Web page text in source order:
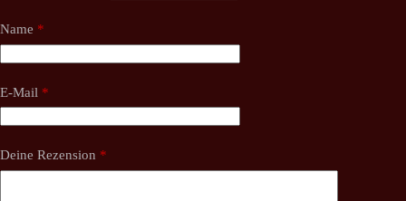
Name *
E-Mail *
Deine Rezension *